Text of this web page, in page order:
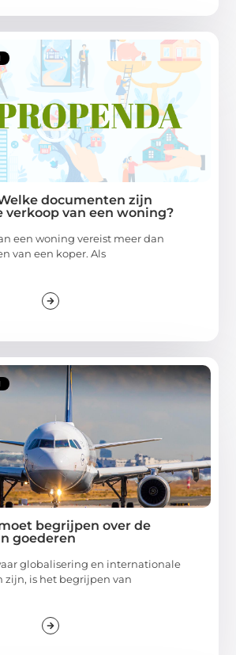
documenten zijn
verkoop van een woning?
een woning vereist meer dan
van een koper. Als
begrijpen over de
goederen
globalisering en internationale
zijn, is het begrijpen van